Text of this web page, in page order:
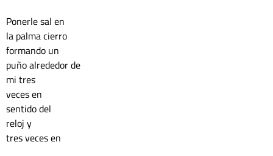
Ponerle sal en
la palma cierro
formando un
puño alrededor de
mi tres
veces en
sentido del
reloj y
tres veces en